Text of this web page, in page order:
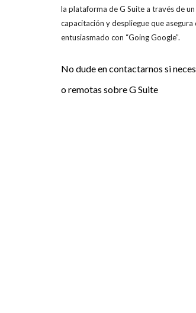
la plataforma de G Suite a través de
capacitación y despliegue que
entusiasmado con “Going Google”.
No dude en contactarnos si
o remotas sobre G Suite